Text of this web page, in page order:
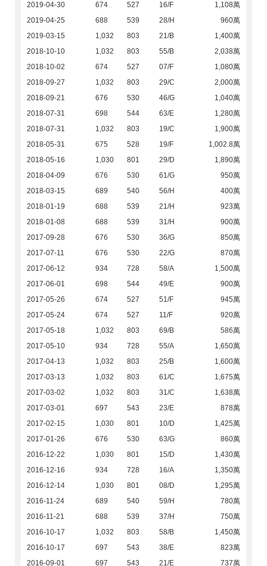
2019-04-30
674 527 16/F
1,108萬
2019-04-25
688 539 28/H
960萬
2019-03-15
1,032 803 21/B
1,400萬
2018-10-10
1,032 803 55/B
2,038萬
2018-10-02
674 527 07/F
1,080萬
2018-09-27
1,032 803 29/C
2,000萬
2018-09-21
676 530 46/G
1,040萬
2018-07-31
698 544 63/E
1,280萬
2018-07-31
1,032 803 19/C
1,900萬
2018-05-31
675 528 19/F
1,002.8萬
2018-05-16
1,030 801 29/D
1,890萬
2018-04-09
676 530 61/G
950萬
2018-03-15
689 540 56/H
400萬
2018-01-19
688 539 21/H
923萬
2018-01-08
688 539 31/H
900萬
2017-09-28
676 530 36/G
850萬
2017-07-11
676 530 22/G
870萬
2017-06-12
934 728 58/A
1,500萬
2017-06-01
698 544 49/E
900萬
2017-05-26
674 527 51/F
945萬
2017-05-24
674 527 11/F
920萬
2017-05-18
1,032 803 69/B
586萬
2017-05-10
934 728 55/A
1,650萬
2017-04-13
1,032 803 25/B
1,600萬
2017-03-13
1,032 803 61/C
1,675萬
2017-03-02
1,032 803 31/C
1,638萬
2017-03-01
697 543 23/E
878萬
2017-02-15
1,030 801 10/D
1,425萬
2017-01-26
676 530 63/G
860萬
2016-12-22
1,030 801 15/D
1,430萬
2016-12-16
934 728 16/A
1,350萬
2016-12-14
1,030 801 08/D
1,295萬
2016-11-24
689 540 59/H
780萬
2016-11-21
688 539 37/H
750萬
2016-10-17
1,032 803 58/B
1,450萬
2016-10-17
697 543 38/E
823萬
2016-09-01
697 543 21/E
737萬